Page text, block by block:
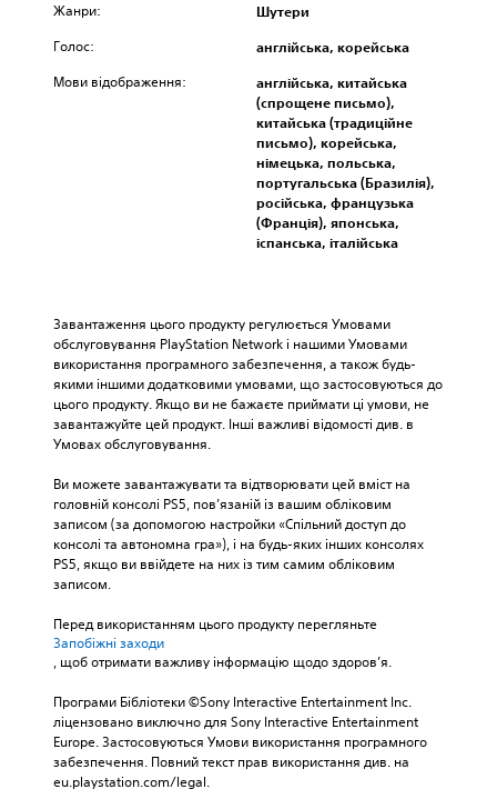
Жанри: Шутери
Голос: англійська, корейська
Мови відображення:
англійська, китайська
(спрощене письмо),
китайська (традиційне
письмо), корейська,
німецька, польська,
португальська (Бразилія),
російська, французька
(Франція), японська,
іспанська, італійська
Завантаження цього продукту регулюється Умовами
обслуговування PlayStation Network і нашими Умовами
використання програмного забезпечення, а також будь-
якими іншими додатковими умовами, що застосовуються до
цього продукту. Якщо ви не бажаєте приймати ці умови, не
завантажуйте цей продукт. Інші важливі відомості див. в
Умовах обслуговування.
Ви можете завантажувати та відтворювати цей вміст на
головній консолі PS5, пов’язаній із вашим обліковим
записом (за допомогою настройки «Спільний доступ до
консолі та автономна гра»), і на будь-яких інших консолях
PS5, якщо ви ввійдете на них із тим самим обліковим
записом.
Перед використанням цього продукту перегляньте
Запобіжні заходи
, щоб отримати важливу інформацію щодо здоров’я.
Програми Бібліотеки ©Sony Interactive Entertainment Inc.
ліцензовано виключно для Sony Interactive Entertainment
Europe. Застосовуються Умови використання програмного
забезпечення. Повний текст прав використання див. на
eu.playstation.com/legal.